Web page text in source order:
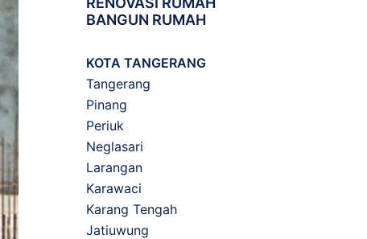
BANGUN RUMAH
KOTA TANGERANG
Tangerang
Pinang
Periuk
Neglasari
Larangan
Karawaci
Karang Tengah
Jatiuwung